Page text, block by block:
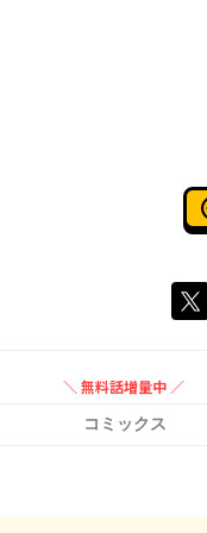
＼ 無料話増量中 ／
無料話増量中
コミックス